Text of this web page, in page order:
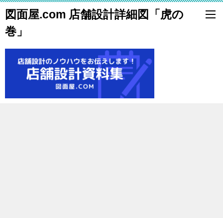
図面屋.com 店舗設計詳細図「虎の
巻」